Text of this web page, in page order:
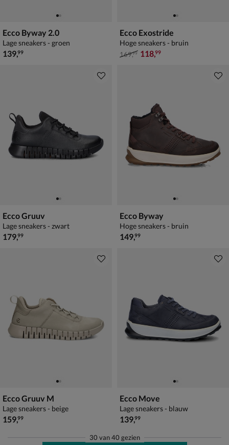
Ecco Byway 2.0
Lage sneakers - groen
€ 139,99
139,99
Ecco Exostride
Hoge sneakers - bruin
van € 169,99 voor € 118,99
169,99 118,99
Ecco Gruuv
Lage sneakers - zwart
€ 179,99
179,99
Ecco Byway
Hoge sneakers - bruin
€ 149,99
149,99
Ecco Gruuv M
Lage sneakers - beige
€ 159,99
159,99
Ecco Move
Lage sneakers - blauw
€ 139,99
139,99
30 van40 gezien